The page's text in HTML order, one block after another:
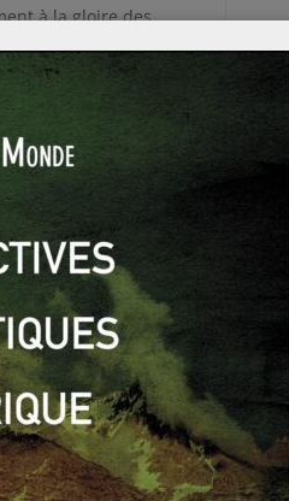
à la gloire des
de l’Alliance
menée dans le milieu
qui a pour
communication) ou
d’un
se
du cyber. Il existe dans
souveraineté
de navigation est un
mer, via des câbles